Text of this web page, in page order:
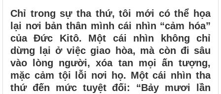
Chỉ trong sự tha thứ, tôi mới có thể họa
lại nơi bản thân mình cái nhìn “cảm hóa”
của Đức Kitô. Một cái nhìn không chỉ
dừng lại ở việc giao hòa, mà còn đi sâu
vào lòng người, xóa tan mọi ấn tượng,
mặc cảm tội lỗi nơi họ. Một cái nhìn tha
thứ đến mức tuyệt đối: “Bảy mươi lần